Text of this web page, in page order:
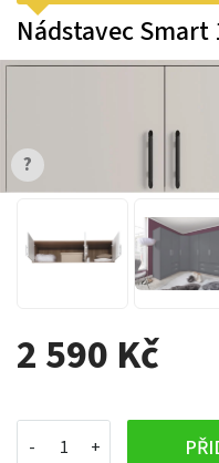
2 590 Kč
Nádstavec
?